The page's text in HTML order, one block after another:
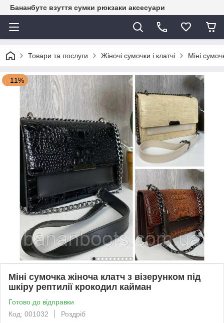
Бананбутс взуття сумки рюкзаки аксесуари
Товари та послуги Жіночі сумочки і клатчі Міні
–11%
Міні сумочка жіноча клатч з візерунком під
шкіру рептилії крокодил кайман
Готово до відправки
Код: 001032
Роздріб